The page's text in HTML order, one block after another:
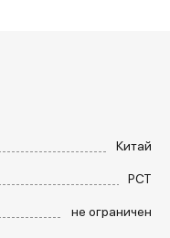
Китай
РСТ
не ограничен